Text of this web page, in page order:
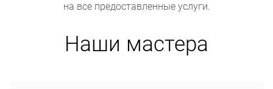
на все предоставленные услуги.
Наши мастера